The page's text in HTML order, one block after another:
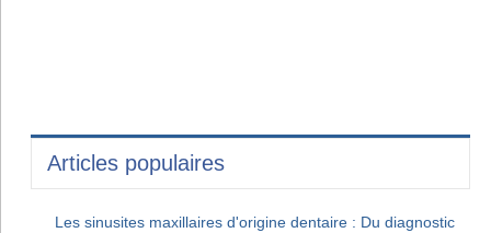
Articles populaires
Les sinusites maxillaires d'origine dentaire : Du diagnostic